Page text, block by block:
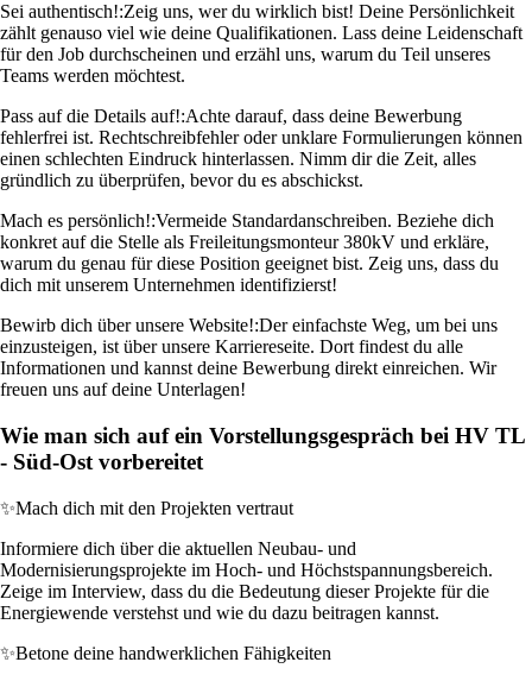
Sei authentisch!:Zeig uns, wer du wirklich bist! Deine Persönlichkeit
zählt genauso viel wie deine Qualifikationen. Lass deine Leidenschaft
für den Job durchscheinen und erzähl uns, warum du Teil unseres
Teams werden möchtest.
Pass auf die Details auf!:Achte darauf, dass deine Bewerbung
fehlerfrei ist. Rechtschreibfehler oder unklare Formulierungen können
einen schlechten Eindruck hinterlassen. Nimm dir die Zeit, alles
gründlich zu überprüfen, bevor du es abschickst.
Mach es persönlich!:Vermeide Standardanschreiben. Beziehe dich
konkret auf die Stelle als Freileitungsmonteur 380kV und erkläre,
warum du genau für diese Position geeignet bist. Zeig uns, dass du
dich mit unserem Unternehmen identifizierst!
Bewirb dich über unsere Website!:Der einfachste Weg, um bei uns
einzusteigen, ist über unsere Karriereseite. Dort findest du alle
Informationen und kannst deine Bewerbung direkt einreichen. Wir
freuen uns auf deine Unterlagen!
Wie man sich auf ein Vorstellungsgespräch bei HV TL
- Süd-Ost vorbereitet
✨Mach dich mit den Projekten vertraut
Informiere dich über die aktuellen Neubau- und
Modernisierungsprojekte im Hoch- und Höchstspannungsbereich.
Zeige im Interview, dass du die Bedeutung dieser Projekte für die
Energiewende verstehst und wie du dazu beitragen kannst.
✨Betone deine handwerklichen Fähigkeiten